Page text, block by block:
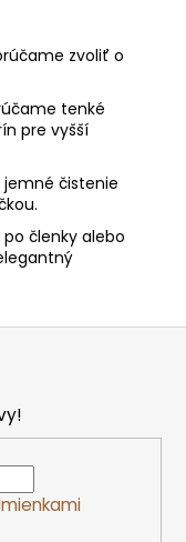
zvoliť o
tenké
pre vyšší
čistenie
členky alebo